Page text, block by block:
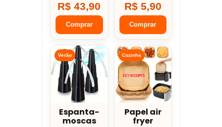
R$ 43,90
Comprar
R$ 5,90
Comprar
Verão
Espanta-
moscas
Cozinha
Papel air
fryer